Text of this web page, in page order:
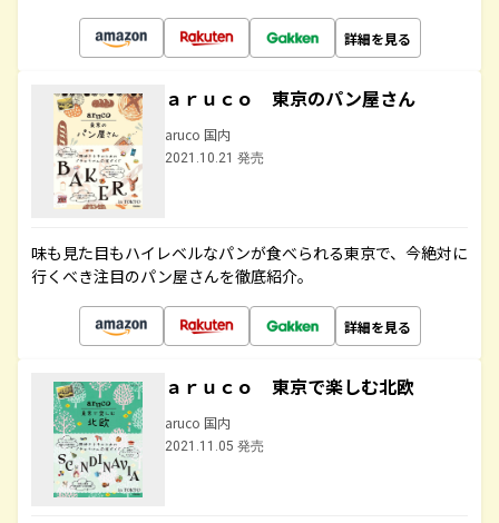
詳細を見る
ａｒｕｃｏ 東京のパン屋さん
aruco 国内
2021.10.21 発売
味も見た目もハイレベルなパンが食べられる東京で、今絶対に
行くべき注目のパン屋さんを徹底紹介。
詳細を見る
ａｒｕｃｏ 東京で楽しむ北欧
aruco 国内
2021.11.05 発売